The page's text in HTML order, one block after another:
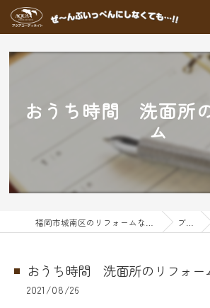
おうち時間 洗面所
ム
ブログ
おうち時間 洗面所のリフォー
2021/08/26